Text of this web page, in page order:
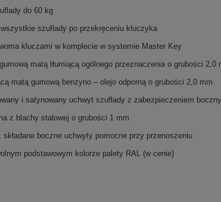
do 60 kg
szuflady po przekręceniu kluczyka
kluczami w komplecie w systemie Master Key
matą tłumiącą ogólnego przeznaczenia o grubości 2,0
matą gumową benzyno – olejo odporną o grubości 2,0 mm
i satynowany uchwyt szuflady z zabezpieczeniem
z blachy stalowej o grubości 1 mm
boczne uchwyty pomocne przy przenoszeniu
podstawowym kolorze palety RAL (w cenie)